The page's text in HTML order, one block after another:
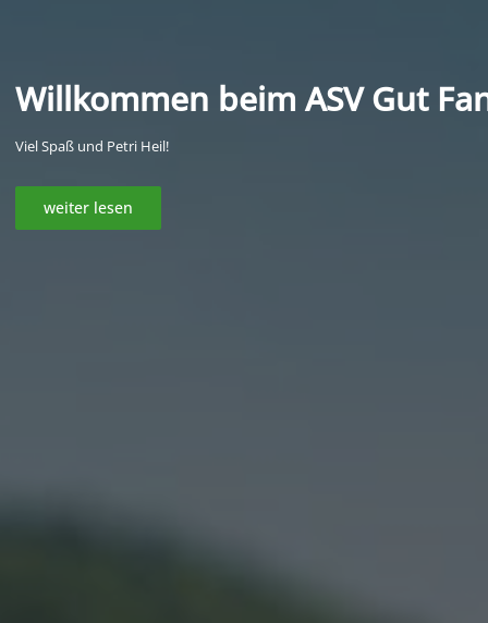
Willkommen beim ASV Gut
Viel Spaß und Petri Heil!
weiter lesen